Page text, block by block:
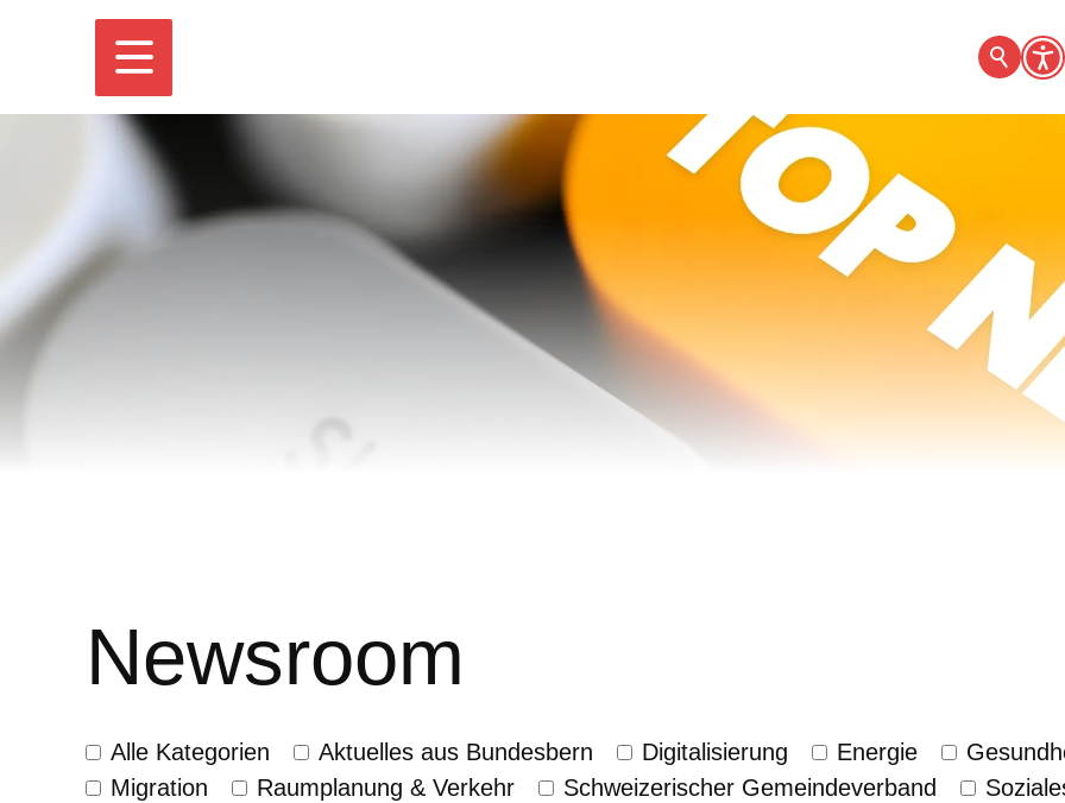
Newsroom
Alle Kategorien Aktuelles aus Bundesbern Digitalisierung Energie
Migration
Raumplanung & Verkehr Schweizerischer Gemeinde­verband